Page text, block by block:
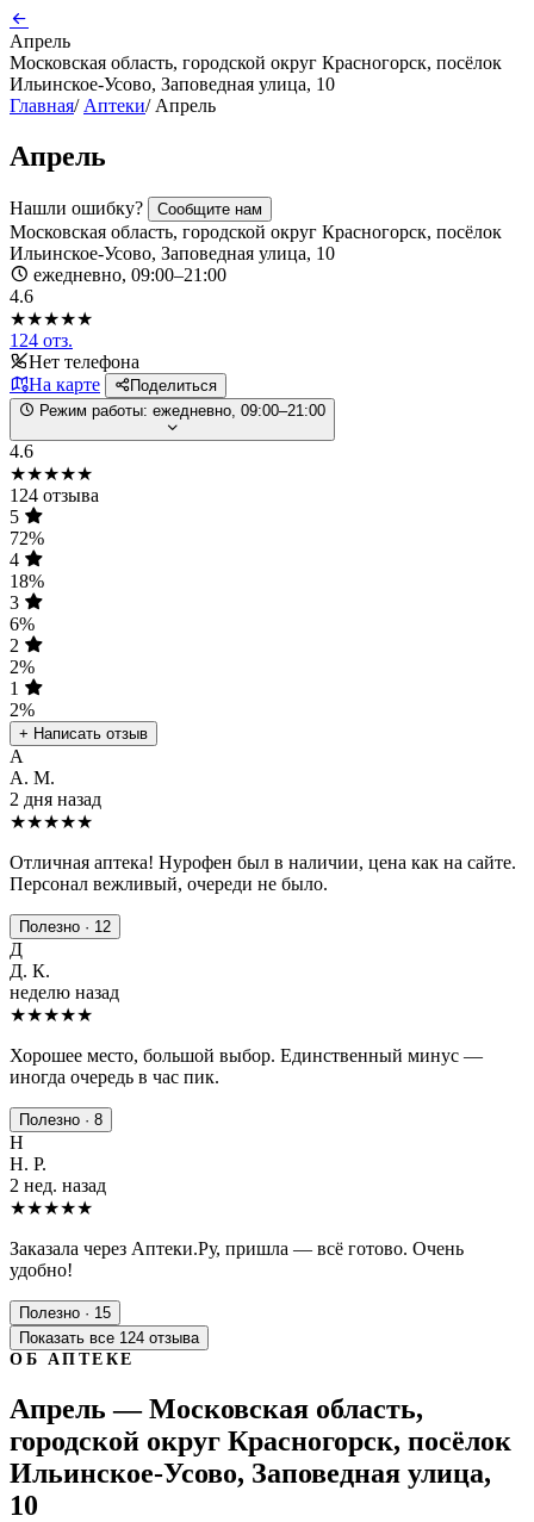
Апрель
Московская область, городской округ Красногорск, посёлок
Ильинское-Усово, Заповедная улица, 10
Главная/ Аптеки/ Апрель
Апрель
Нашли ошибку? Сообщите нам
Московская область, городской округ Красногорск, посёлок
Ильинское-Усово, Заповедная улица, 10
ежедневно, 09:00–21:00
4.6
★★★★★
124 отз.
Нет телефона
На карте
Поделиться
Режим работы: ежедневно, 09:00–21:00
4.6
★★★★★
124 отзыва
5
72%
4
18%
3
6%
2
2%
1
2%
+ Написать отзыв
А
А. М.
2 дня назад
★★★★★
Отличная аптека! Нурофен был в наличии, цена как на сайте.
Персонал вежливый, очереди не было.
Полезно · 12
Д
Д. К.
неделю назад
★★★★★
Хорошее место, большой выбор. Единственный минус —
иногда очередь в час пик.
Полезно · 8
Н
Н. Р.
2 нед. назад
★★★★★
Заказала через Аптеки.Ру, пришла — всё готово. Очень
удобно!
Полезно · 15
Показать все 124 отзыва
ОБ АПТЕКЕ
Апрель — Московская область,
городской округ Красногорск, посёлок
Ильинское-Усово, Заповедная улица,
10